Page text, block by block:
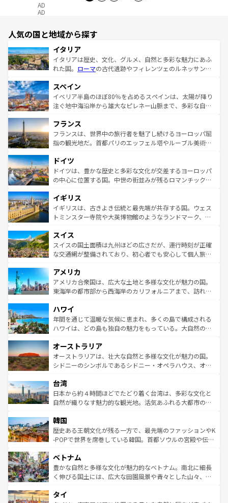
AD
AD
人気の国と地域から探す
イタリア
イタリアは歴史、文化、グルメ、自然と多彩な魅力にあふ
れた国。 ローマの古代遺跡やフィレンツェのルネッサンス
ろん、トスカーナの美しい田園風景やアマルフィ海岸の絶
景など、自然景観も見逃せない。観光の合間には、本場の
ピザやパスタなど、絶品のイタリア料理を堪能することも
ませてくれるイタリアで、忘れられない旅をしてみよう！
なお、新着のイタリア情報はコンテンツ一覧 を参照してほ
しい。
スペイン
イベリア半島のほぼ80％を占めるスペインは、太陽が降り
注ぐ地中海沿岸から雄大なピレネー山脈まで、多彩な自然
文化が根付くこの国では、情熱的なフラメンコ、熱気あふ
れる闘牛、そして美味しいタパスが生活の一部となってい
る。首都マドリードの洗練された雰囲気や、バルセロナの
の城塞都市、穏やかなビーチリゾートまで多彩な表情を見
せる。地方によって風土や気候が異なるスペインはその個
性で訪れる人を魅了する。 なお、新着のスペイン情報はコ
フランス
フランスは、世界中の旅行者を魅了し続けるヨーロッパ屈
指の観光地だ。首都パリのエッフェル塔やルーブル美術館
で、幅広い魅力が詰まっている。華麗な宮殿、歴史的な大
聖堂、美しいビーチ、そして豊かな自然が、訪れる者を心
から魅了する。また、フランスは美食の国としても知ら
いる。シャンパンの発祥地であるランス、プロヴァンスの
香り高いラベンダー畑など、多彩な楽しみ方が可能だ。さ
らに、パリ以外の地域にも魅力が溢れており、どの街角に
れる地方に足を運ぶとそれぞれで全く異なる文化を体験で
きるだろう。 なお、新着のフランス情報はコンテンツ一覧
を参照してほしい。
ドイツ
ドイツは、豊かな歴史と多彩な文化が交差するヨーロッパ
の中心に位置する国。中世の街並みが残るロマンチック街
顔を持つこの国は、どこを歩いても飽きることがない。ベ
ルリンの文化的活気、バイエルン州のアルプスの絶景、そ
してライン川沿いのワイン畑といった風景は必見。ビール
は、お酒好きな人にはぜひ体験してほしい。 なお、新着の
ドイツ情報はコンテンツ一覧を参照してほしい。
イギリス
イギリスは、古きよき伝統と最先端が共存する国。ウェス
トミンスター寺院や大英博物館のようなランドマーク、歴
リアごとに異なる魅力がある。また、優雅なアフタヌーン
ティー、ビール好きにはたまらない英国パブ、サッカー観
戦など、本場だからこそできる体験も豊富。イギリスを旅
ンツ一覧を参照してほしい。
スイス
スイスの国土面積は九州ほどの広さだが、運行時刻が正確
な交通網が整備されており、初心者でも安心して個人旅行
の建物がそのまま残る町や、スイスならではのユニークな
博物館もあり、アルプス観光だけでなく町歩きも満喫する
ことができる。国民の所得が高いため物価も高いが、旅行
ば市内交通費無料で観光を楽しむこともできる。 なお、新
着のスイス情報はコンテンツ一覧 を参照してほしい。
アメリカ
アメリカ合衆国は、広大な土地と多様な文化が魅力の国。
東海岸の都市部から西海岸のカリフォルニアまで、訪れる
のような巨大都市は、観光、ショッピング、エンターテイ
ンメントが詰まった刺激的なスポットだ。一方、アメリカ
西部には大自然が広がり、グランドキャニオンやイエロー
部のニューオーリンズでは、音楽と美食が融合した独特の
文化が魅力。旅行者はアメリカの各地域で異なる魅力を楽
しみながら、その多様性と豊かな歴史を感じることができ
ならではの贅沢な旅のスタイルだ。 なお、新着のアメリカ
情報はコンテンツ一覧を参照してほしい。
ハワイ
年間を通じて温暖な気候に恵まれ、多くの島で構成される
ハワイは、どの島も独自の魅力をもっている。大自然の神
ワイ島は見逃せない。また、定番の観光地といえばオアフ
島だが、静かな自然を求めるならマウイ島やカウアイ島が
おすすめ。エメラルドグリーンに輝く海をはじめ、豊かな
れるおもてなしの心で訪れる人々を迎えてくれるハワイの
人々、おいしいローカルフードやハワイアンミュージッ
ク、伝統的なフラダンスなど、すべてがハワイの魅力を彩
ワイを、存分に味わってほしい。 なお、新着のハワイ情報
はコンテンツ一覧を参照してほしい。
オーストラリア
オーストラリアは、壮大な自然と多様な文化が魅力の国。
シドニーのシンボルであるシドニー・オペラハウス、オー
リアリーフや大陸中央部にそびえるウルル（エアーズロッ
ク）、タスマニアの美しい原生林やケアンズの熱帯雨林な
ど、見どころがたくさん。また、カフェやワイン、オージ
いる。アクティビティも充実しており、サーフィンやダイ
ビング、ハイキングなど、アウトドア好きにはたまらな
い。オーストラリアの多彩な魅力を存分に味わいつくそ
参照してほしい。
台湾
日本から約４時間ほどでたどり着く台湾は、多彩な文化と
自然が織りなす魅力的な観光地。活気あふれる大都市の台
ン）、静ひつな山岳地帯である台湾東部など、都市の喧騒
と山間の静けさが共存しており、訪れる人に新しい発見と
驚きをもたらしてくれる。また、奥深い台湾の食文化も魅
容にもいいと評判のスイーツなど、バラエティ豊かな料理
が味わえる。 なお、新着の台湾情報は コンテンツ一覧を参
照してほしい。
韓国
歴史ある王朝文化が残る一方で、最先端のファッションやK
-POPで世界を席巻している韓国。首都ソウルの宮殿や伝統
き、地方に足を延ばせば四季折々の自然美を楽しむことが
できる。そして、キムチや焼肉、絶品のストリートフード
まで、さまざまな韓国料理が待っている。夜には、韓国な
リティに包まれながら、韓国の多彩な魅力を心ゆくまで味
ベトナム
豊かな自然と多様な文化が魅力的なベトナム。南北に細長
く伸びる国土には、広大な田園風景や青々とした山々、世
急速な発展と共に伝統が息づく。ハノイの古い町並みやホ
タイ